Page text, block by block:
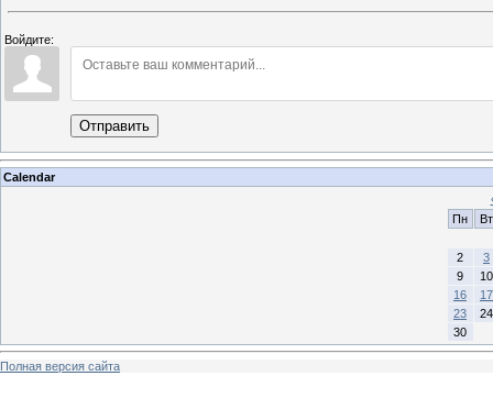
Войдите:
Отправить
Calendar
Пн
Вт
2
3
9
10
16
17
23
24
30
Полная версия сайта